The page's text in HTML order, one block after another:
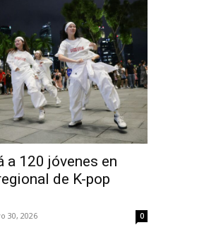
a 120 jóvenes en
de K-pop
30, 2026 0